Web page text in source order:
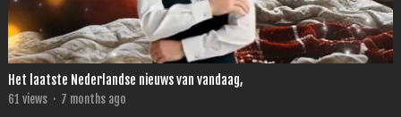
Het laatste Nederlandse nieuws van vandaag,
61 views · 7 months ago